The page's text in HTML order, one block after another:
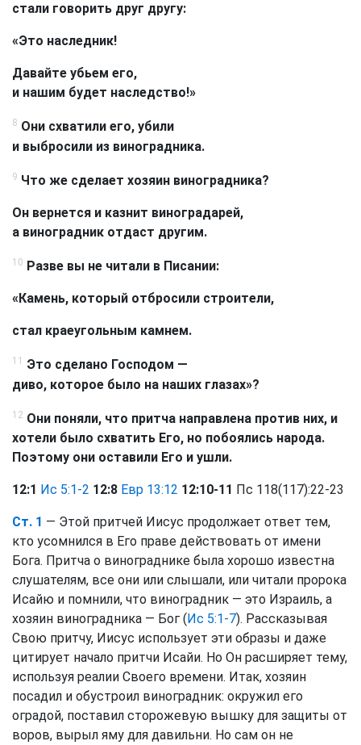
стали говорить друг другу:
«Это наследник!
Давайте убьем его,
и нашим будет наследство!»
8 Они схватили его, убили
и выбросили из виноградника.
9 Что же сделает хозяин виноградника?
Он вернется и казнит виноградарей,
а виноградник отдаст другим.
10 Разве вы не читали в Писании:
«Камень, который отбросили строители,
стал краеугольным камнем.
11
Это сделано Господом —
диво, которое было на наших глазах»?
12 Они поняли, что притча направлена против них, и
хотели было схватить Его, но побоялись народа.
Поэтому они оставили Его и ушли.
12:1 Ис 5:1-2 12:8 Евр 13:12 12:10-11 Пс 118(117):22-23
Ст. 1 — Этой притчей Иисус продолжает ответ тем,
кто усомнился в Его праве действовать от имени
Бога. Притча о винограднике была хорошо известна
слушателям, все они или слышали, или читали пророка
Исайю и помнили, что виноградник — это Израиль, а
хозяин виноградника — Бог (Ис 5:1-7). Рассказывая
Свою притчу, Иисус использует эти образы и даже
цитирует начало притчи Исайи. Но Он расширяет тему,
используя реалии Своего времени. Итак, хозяин
посадил и обустроил виноградник: окружил его
оградой, поставил сторожевую вышку для защиты от
воров, вырыл яму для давильни. Но сам он не